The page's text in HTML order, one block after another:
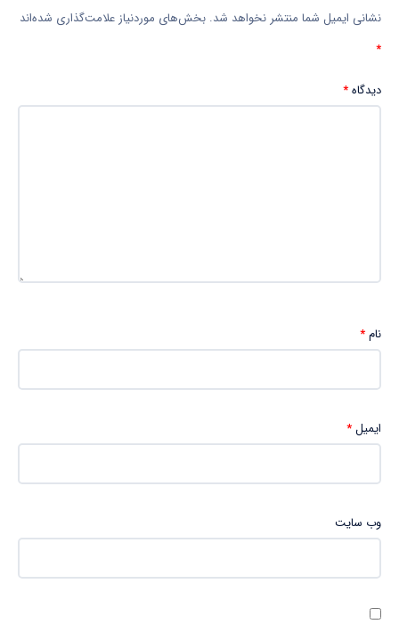
نشانی ایمیل شما منتشر نخواهد شد. بخش‌های موردنیاز علامت‌گذاری شده‌اند
*
دیدگاه*
نام*
ایمیل*
وب‌ سایت